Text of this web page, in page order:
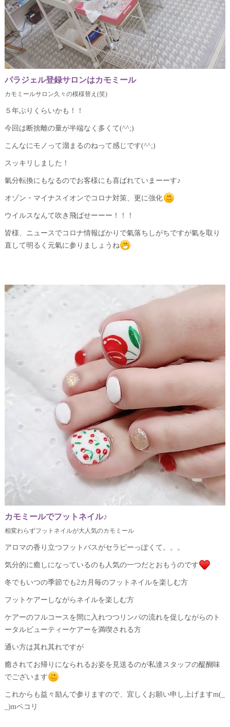
パラジェル登録サロンはカモミール
カモミールサロン久々の模様替え(笑)
５年ぶりくらいかも！！
今回は断捨離の量が半端なく多くて(^^;)
こんなにモノって溜まるのねって感じです(^^;)
スッキリしました！
氣分転換にもなるのでお客様にも喜ばれていまーーす♪
オゾン・マイナスイオンでコロナ対策、更に強化
ウイルスなんて吹き飛ばせーーー！！！
皆様、ニュースでコロナ情報ばかりで氣落ちしがちですが氣を取り
直して明るく元氣に参りましょうね
カモミールでフットネイル♪
相変わらずフットネイルが大人気のカモミール
アロマの香り立つフットバスがセラピーっぽくて。。。
気分的に癒しになっているのも人気の一つだとおもうのです
冬でもいつの季節でも2カ月毎のフットネイルを楽しむ方
フットケアーしながらネイルを楽しむ方
ケアーのフルコースを間に入れつつリンパの流れを促しながらのト
ータルビューティーケアーを満喫される方
通い方は其れ其れですが
癒されてお帰りになられるお姿を見送るのが私達スタッフの醍醐味
でございます
これからも益々励んで参りますので、宜しくお願い申し上げますm(_
_)mペコリ